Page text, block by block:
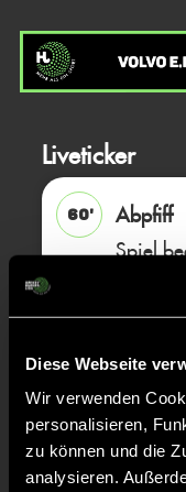
Diese Webseite
Wir verwenden
personalisieren,
zu können und die
analysieren.
Liveticker
60'
Abpfiff
Spiel
55' TOR